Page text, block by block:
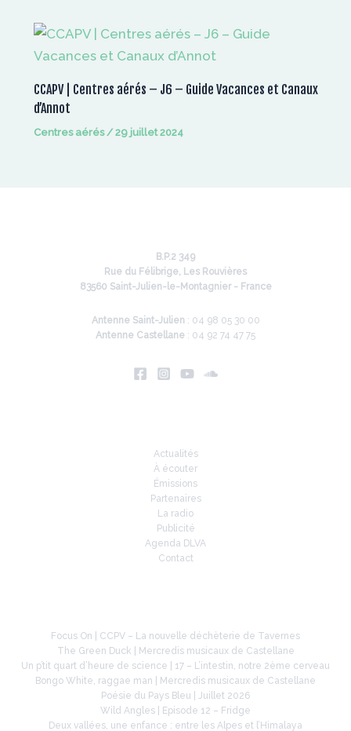
CCAPV | Centres aérés – J6 – Guide Vacances et Canaux
d’Annot
Centres aérés/29 juillet 2024
B.P.2 349
Rue du Félibrige, Les Rouvières
83560 Saint-Julien-le-Montagnier - France
Antenne Saint-Julien : 04 98 05 30 00
Antenne Castellane : 04 92 74 47 75
Actualités
À écouter
Émissions
Partenaires
La radio
Publicité
Agenda DLVA
Contact
Focus On | CCPV – La nouvelle déchèterie de Tavernes
The Green Duck | Mercredis musicaux de Castellane
Un p’tit quart d’heure de science | 17 – L’intestin, notre 2ème cerveau
Bongo White, raggae man | Mercredis musicaux de Castellane
Poésie du Pays Bleu | Juillet 2026
Wild Angles | Episode 12 – Fridge
Deux vallées, une enfance : entre les Alpes et l’Himalaya